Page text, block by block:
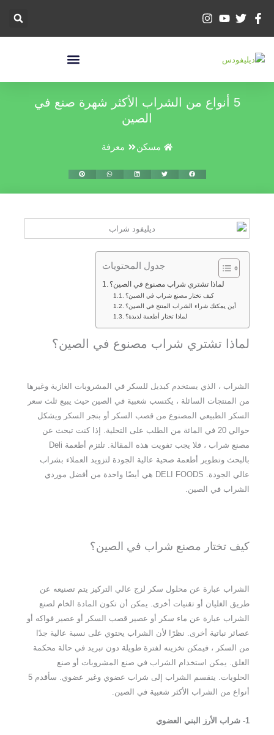
المحتوى
5 أنواع من الشراب الأكثر شهرة صنع في
الصين
مسكن معرفة
جدول المحتويات
لماذا تشتري شراب مصنوع في الصين؟
كيف تختار مصنع شراب في الصين؟
أين يمكنك شراء الشراب المنتج في الصين؟
لماذا تختار أطعمة لذيذة؟
لماذا تشتري شراب مصنوع في الصين؟
الشراب ، الذي يستخدم كبديل للسكر في المشروبات الغازية وغيرها
من المنتجات السائلة ، يكتسب شعبية في الصين حيث يبيع ثلث سعر
السكر الطبيعي المصنوع من قصب السكر أو بنجر السكر ويشكل
حوالي 20 في المائة من الطلب على التحلية. إذا كنت تبحث عن
مصنع شراب ، فلا يجب تفويت هذه المقالة. تلتزم أطعمة Deli
بالبحث وتطوير أطعمة صحية عالية الجودة لتزويد العملاء بشراب
عالي الجودة. DELI FOODS هي أيضًا واحدة من أفضل موردي
الشراب في الصين.
كيف تختار مصنع شراب في الصين؟
الشراب عبارة عن محلول سكر لزج عالي التركيز يتم تصنيعه عن
طريق الغليان أو تقنيات أخرى. يمكن أن تكون المادة الخام لصنع
الشراب عبارة عن ماء سكر أو عصير قصب السكر أو عصير فواكه أو
عصائر نباتية أخرى. نظرًا لأن الشراب يحتوي على نسبة عالية جدًا
من السكر ، فيمكن تخزينه لفترة طويلة دون تبريد في حالة محكمة
الغلق. يمكن استخدام الشراب في صنع المشروبات أو صنع
الحلويات. ينقسم الشراب إلى شراب عضوي وغير عضوي. سأقدم 5
أنواع من الشراب الأكثر شعبية في الصين.
1- شراب الأرز البني العضوي